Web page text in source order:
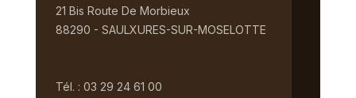
21 Bis Route De Morbieux
88290 - SAULXURES-SUR-MOSELOTTE
Tél. : 03 29 24 61 00